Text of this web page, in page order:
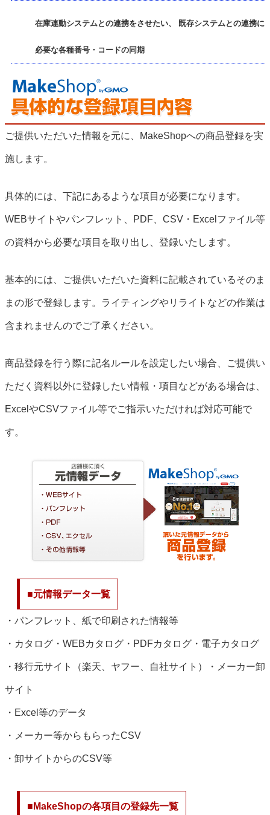
在庫連動システムとの連携をさせたい、 既存システムとの連携に
必要な各種番号・コードの同期
ご提供いただいた情報を元に、MakeShopへの商品登録を実
施します。
具体的には、下記にあるような項目が必要になります。
WEBサイトやパンフレット、PDF、CSV・Excelファイル等
の資料から必要な項目を取り出し、登録いたします。
基本的には、ご提供いただいた資料に記載されているそのま
まの形で登録します。ライティングやリライトなどの作業は
含まれませんのでご了承ください。
商品登録を行う際に記名ルールを設定したい場合、ご提供い
ただく資料以外に登録したい情報・項目などがある場合は、
ExcelやCSVファイル等でご指示いただければ対応可能で
す。
■元情報データ一覧
・パンフレット、紙で印刷された情報等
・カタログ・WEBカタログ・PDFカタログ・電子カタログ
・移行元サイト（楽天、ヤフー、自社サイト）・メーカー卸
サイト
・Excel等のデータ
・メーカー等からもらったCSV
・卸サイトからのCSV等
■MakeShopの各項目の登録先一覧